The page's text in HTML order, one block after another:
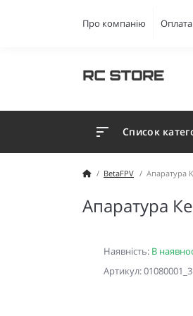
Про компанію Оплата
Список
BetaFPV Апаратура
Апаратура
Наявність: В
Артикул: 01080001_3